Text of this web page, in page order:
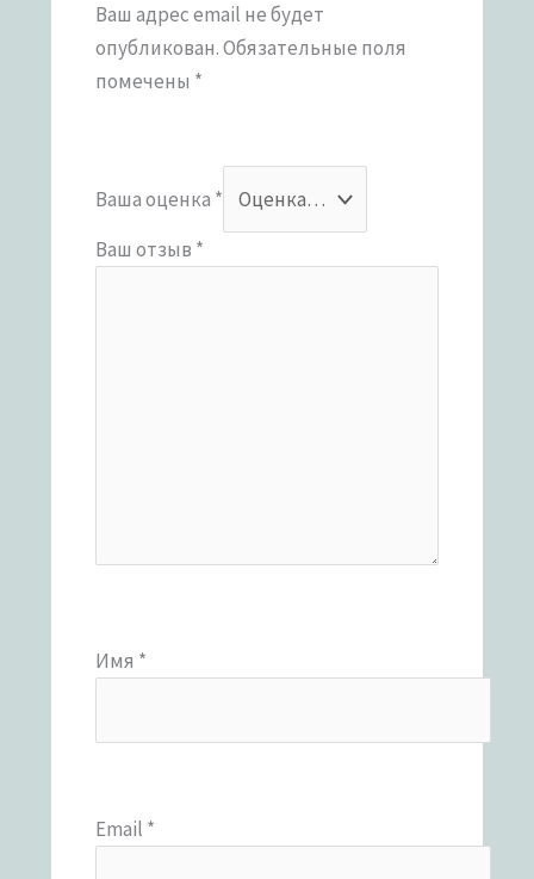
Ваш адрес email не будет
опубликован.Обязательные поля
помечены *
Ваша оценка *
Ваш отзыв *
Имя *
Email *